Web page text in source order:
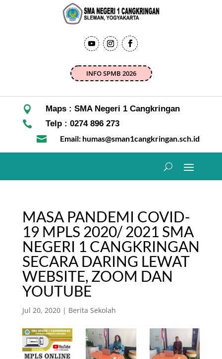
INFO SPMB 2026
 Maps : SMA Negeri 1 Cangkringan
 Telp : 0274 896 273
 Email: humas@sman1cangkringan.sch.id
MASA PANDEMI COVID-
19 MPLS 2020/ 2021 SMA
NEGERI 1 CANGKRINGAN
SECARA DARING LEWAT
WEBSITE, ZOOM DAN
YOUTUBE
Jul 20, 2020| Berita Sekolah